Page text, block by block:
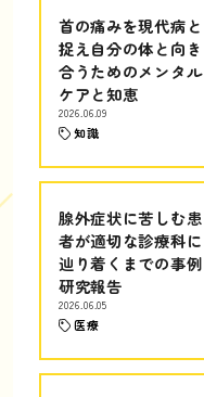
首の痛みを現代病と
捉え自分の体と向き
合うためのメンタル
ケアと知恵
2026.06.09
知識
腺外症状に苦しむ患
者が適切な診療科に
辿り着くまでの事例
研究報告
2026.06.05
医療